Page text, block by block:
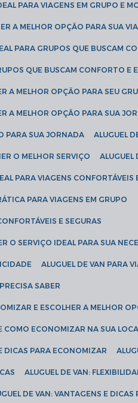
PARA VIAGENS EM GRUPO E
A MELHOR OPÇÃO PARA SUA
PARA GRUPOS QUE BUSCAM
QUE BUSCAM CONFORTO E
A MELHOR OPÇÃO PARA SEU
A MELHOR OPÇÃO PARA SUA
PARA SUA JORNADA ALUGUEL
O MELHOR SERVIÇO
PARA VIAGENS CONFORTÁVEIS
PARA VIAGENS EM GRUPO
E SEGURAS
O SERVIÇO IDEAL PARA SUA
ALUGUEL DE VAN
SABER
E ESCOLHER A MELHOR
COMO ECONOMIZAR NA SUA
DICAS PARA ECONOMIZAR
ALUGUEL DE VAN:
DE VAN: VANTAGENS E